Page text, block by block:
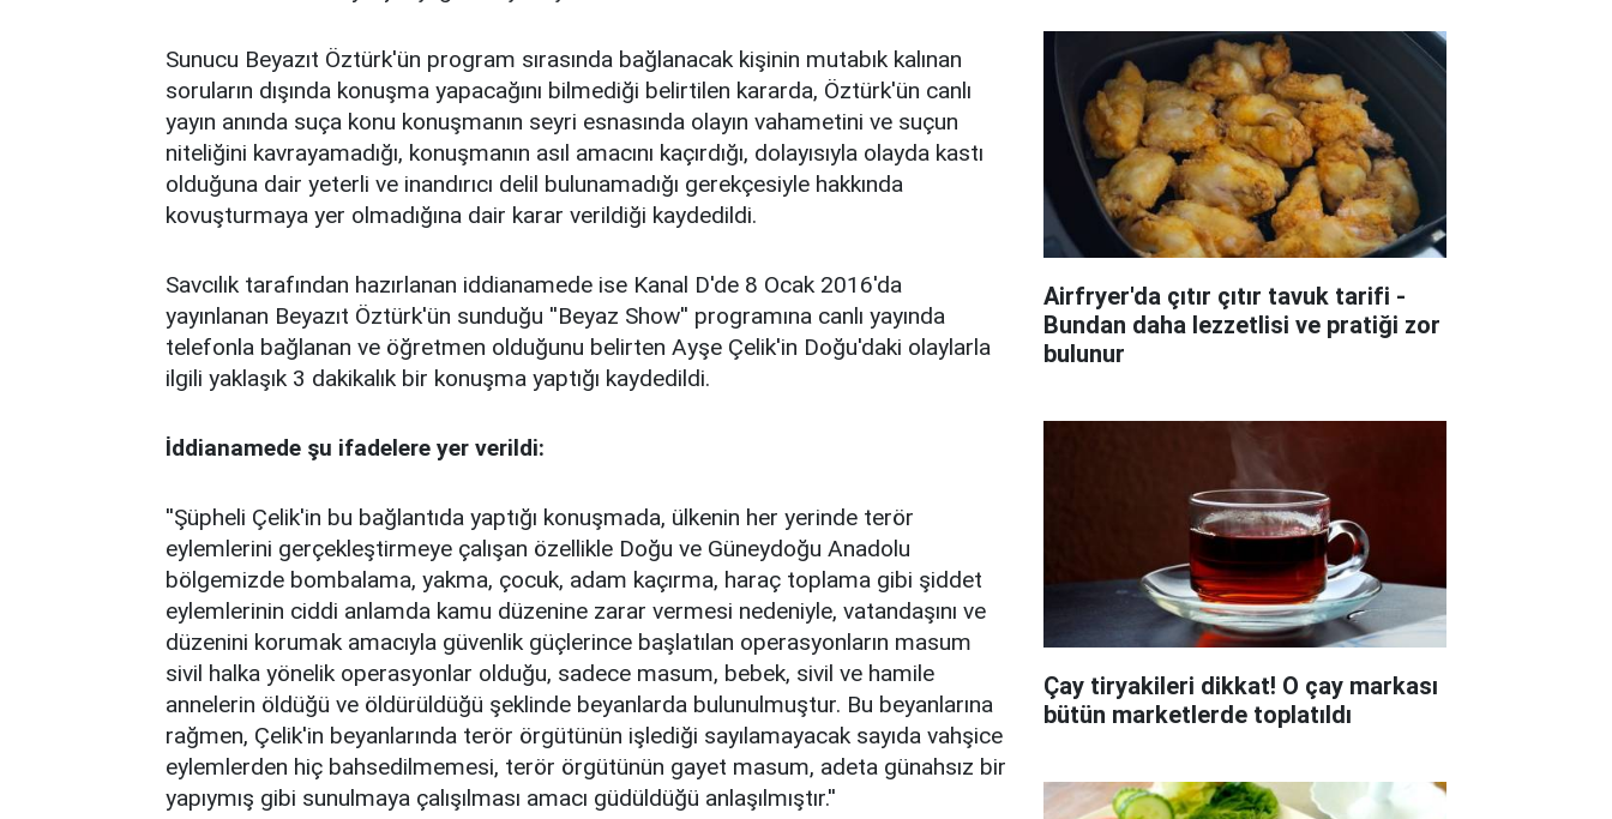
Sunucu Beyazıt Öztürk'ün program sırasında bağlanacak kişinin mutabık kalınan
soruların dışında konuşma yapacağını bilmediği belirtilen kararda, Öztürk'ün canlı
yayın anında suça konu konuşmanın seyri esnasında olayın vahametini ve suçun
niteliğini kavrayamadığı, konuşmanın asıl amacını kaçırdığı, dolayısıyla olayda kastı
olduğuna dair yeterli ve inandırıcı delil bulunamadığı gerekçesiyle hakkında
kovuşturmaya yer olmadığına dair karar verildiği kaydedildi.
Savcılık tarafından hazırlanan iddianamede ise Kanal D'de 8 Ocak 2016'da
yayınlanan Beyazıt Öztürk'ün sunduğu ''Beyaz Show'' programına canlı yayında
telefonla bağlanan ve öğretmen olduğunu belirten Ayşe Çelik'in Doğu'daki olaylarla
ilgili yaklaşık 3 dakikalık bir konuşma yaptığı kaydedildi.
İddianamede şu ifadelere yer verildi:
''Şüpheli Çelik'in bu bağlantıda yaptığı konuşmada, ülkenin her yerinde terör
eylemlerini gerçekleştirmeye çalışan özellikle Doğu ve Güneydoğu Anadolu
bölgemizde bombalama, yakma, çocuk, adam kaçırma, haraç toplama gibi şiddet
eylemlerinin ciddi anlamda kamu düzenine zarar vermesi nedeniyle, vatandaşını ve
düzenini korumak amacıyla güvenlik güçlerince başlatılan operasyonların masum
sivil halka yönelik operasyonlar olduğu, sadece masum, bebek, sivil ve hamile
annelerin öldüğü ve öldürüldüğü şeklinde beyanlarda bulunulmuştur. Bu beyanlarına
rağmen, Çelik'in beyanlarında terör örgütünün işlediği sayılamayacak sayıda vahşice
eylemlerden hiç bahsedilmemesi, terör örgütünün gayet masum, adeta günahsız bir
yapıymış gibi sunulmaya çalışılması amacı güdüldüğü anlaşılmıştır.''
Airfryer'da çıtır çıtır tavuk tarifi -
Bundan daha lezzetlisi ve pratiği zor
bulunur
Çay tiryakileri dikkat! O çay markası
bütün marketlerde toplatıldı